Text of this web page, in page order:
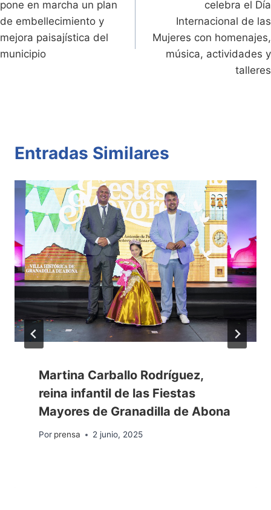
y
entradas
pone en marcha un plan
de embellecimiento y
mejora paisajística del
municipio
celebra el Día
Internacional de las
Mujeres con homenajes,
música, actividades y
talleres
Entradas Similares
Martina Carballo Rodríguez,
reina infantil de las Fiestas
Mayores de Granadilla de Abona
Por prensa 2 junio, 2025